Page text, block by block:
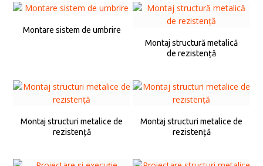
Montare sistem de umbrire
Montaj structură metalică
de rezistență
Montaj structuri metalice de
rezistență
Montaj structuri metalice de
rezistență